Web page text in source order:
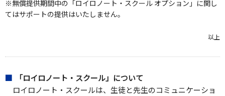
※無償提供期間中の「ロイロノート・スクール オプション」に関し
てはサポートの提供はいたしません。
以上
「ロイロノート・スクール」について
ロイロノート・スクールは、生徒と先生のコミュニケーショ